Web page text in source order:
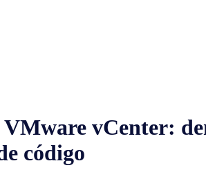
vCenter:
código